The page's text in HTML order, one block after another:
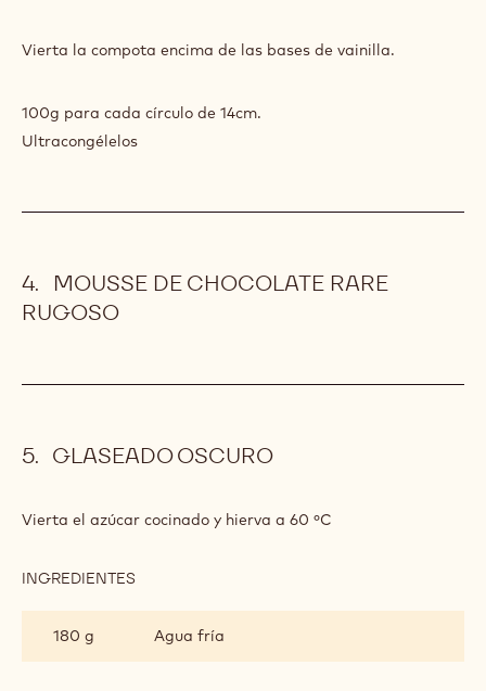
Vierta la compota encima de las bases de vainilla.
100g para cada círculo de 14cm.
Ultracongélelos
MOUSSE DE CHOCOLATE RARE
RUGOSO
GLASEADO OSCURO
Vierta el azúcar cocinado y hierva a 60 ºC
INGREDIENTES
180 g
Agua fría